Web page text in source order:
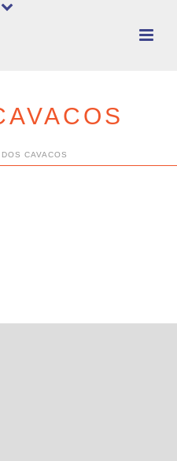
DOS CAVACOS